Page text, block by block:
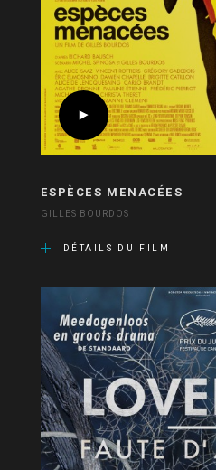
ESPÈCES MENACÉES
GILLES BOURDOS
DÉTAILS DU FILM